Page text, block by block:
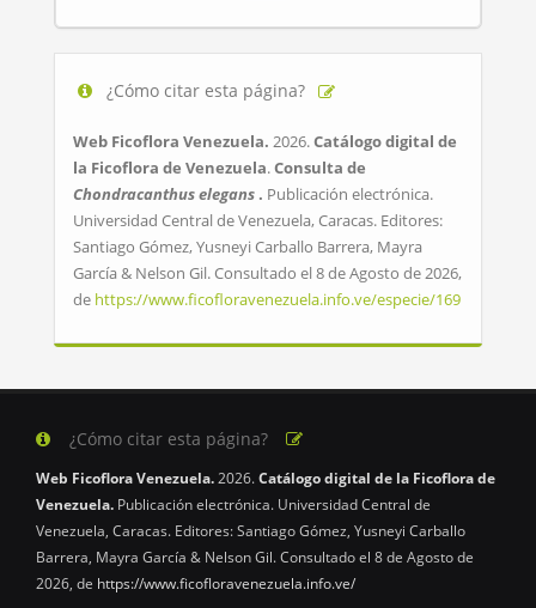
¿Cómo citar esta página?
Web Ficoflora Venezuela. 2026.Catálogo digital de
la Ficoflora de Venezuela.Consulta de
Chondracanthus elegans . Publicación electrónica.
Universidad Central de Venezuela, Caracas. Editores:
Santiago Gómez, Yusneyi Carballo Barrera, Mayra
García & Nelson Gil. Consultado el 8 de Agosto de 2026,
de https://www.ficofloravenezuela.info.ve/especie/169
¿Cómo citar esta página?
Web Ficoflora Venezuela.2026.Catálogo digital de la Ficoflora de
Venezuela. Publicación electrónica. Universidad Central de
Venezuela, Caracas. Editores: Santiago Gómez, Yusneyi Carballo
Barrera, Mayra García & Nelson Gil. Consultado el 8 de Agosto de
2026, de https://www.ficofloravenezuela.info.ve/